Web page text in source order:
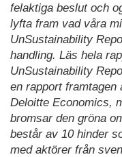
felaktiga beslut och
lyfta fram vad våra
UnSustainability
handling. Läs hela
UnSustainability
en rapport framtagen
Deloitte Economics,
bromsar den gröna
består av 10 hinder
med aktörer från